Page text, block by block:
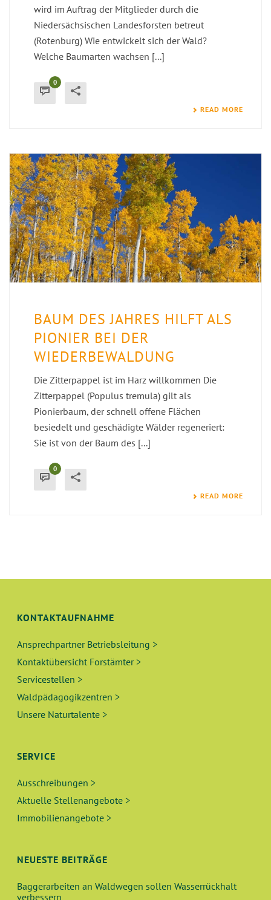
wird im Auftrag der Mitglieder durch die
Niedersächsischen Landesforsten betreut
(Rotenburg) Wie entwickelt sich der Wald?
Welche Baumarten wachsen [...]
0
READ MORE
BAUM DES JAHRES HILFT ALS
PIONIER BEI DER
WIEDERBEWALDUNG
Die Zitterpappel ist im Harz willkommen Die
Zitterpappel (Populus tremula) gilt als
Pionierbaum, der schnell offene Flächen
besiedelt und geschädigte Wälder regeneriert:
Sie ist von der Baum des [...]
0
READ MORE
KONTAKTAUFNAHME
Ansprechpartner Betriebsleitung >
Kontaktübersicht Forstämter >
Servicestellen >
Waldpädagogikzentren >
Unsere Naturtalente >
SERVICE
Ausschreibungen >
Aktuelle Stellenangebote >
Immobilienangebote >
NEUESTE BEITRÄGE
Baggerarbeiten an Waldwegen sollen Wasserrückhalt
verbessern